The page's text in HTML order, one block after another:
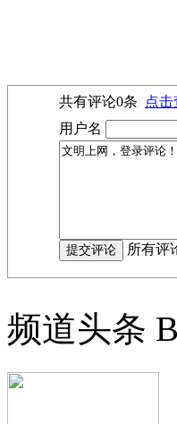
共有评论0条
点
用户名
所有评
频道头条